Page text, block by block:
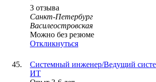
3 отзыва
Санкт-Петербург
Василеостровская
Можно без резюме
Откликнуться
Системный инженер/Ведущий
ИТ